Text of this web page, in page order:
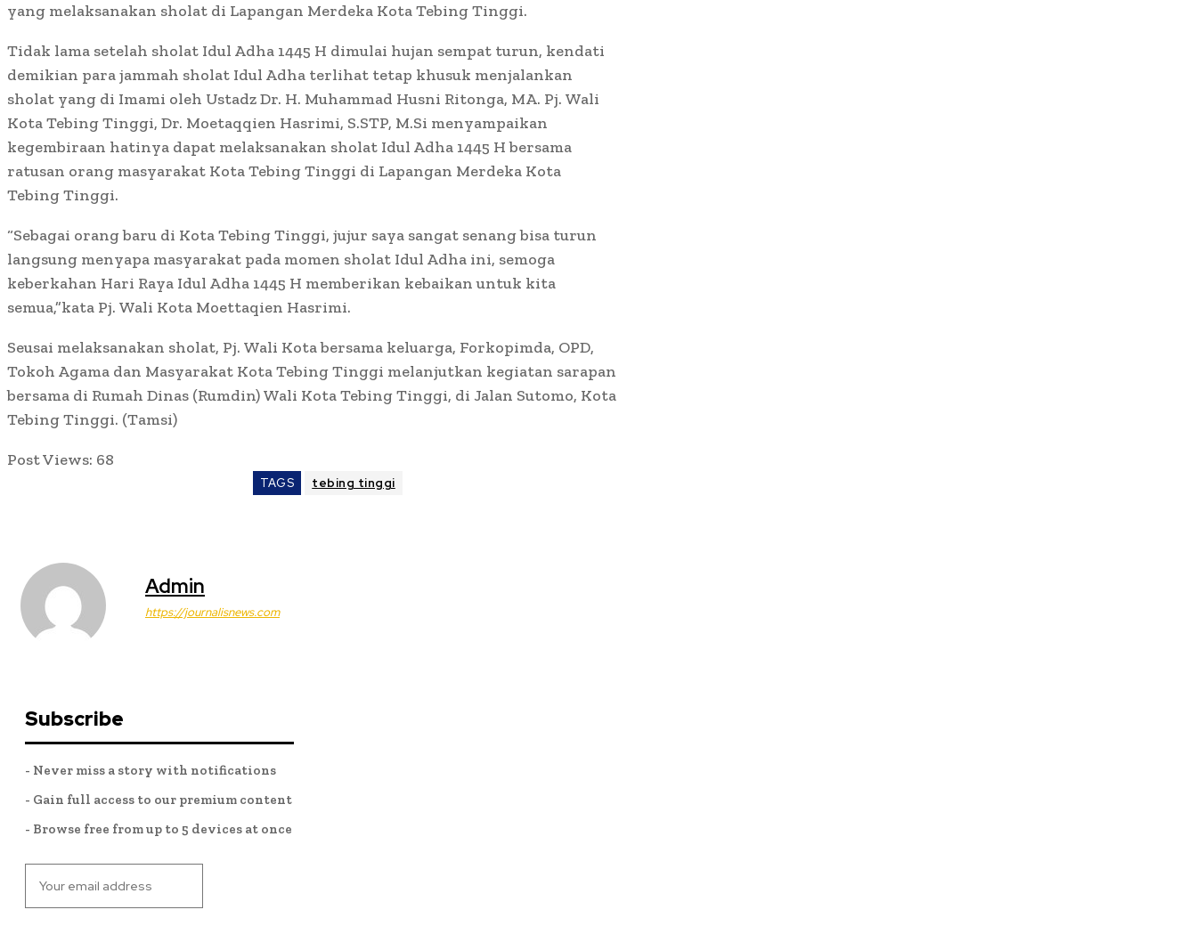
yang melaksanakan sholat di Lapangan Merdeka Kota Tebing Tinggi.
Tidak lama setelah sholat Idul Adha 1445 H dimulai hujan sempat turun, kendati
demikian para jammah sholat Idul Adha terlihat tetap khusuk menjalankan
sholat yang di Imami oleh Ustadz Dr. H. Muhammad Husni Ritonga, MA. Pj. Wali
Kota Tebing Tinggi, Dr. Moetaqqien Hasrimi, S.STP, M.Si menyampaikan
kegembiraan hatinya dapat melaksanakan sholat Idul Adha 1445 H bersama
ratusan orang masyarakat Kota Tebing Tinggi di Lapangan Merdeka Kota
Tebing Tinggi.
“Sebagai orang baru di Kota Tebing Tinggi, jujur saya sangat senang bisa turun
langsung menyapa masyarakat pada momen sholat Idul Adha ini, semoga
keberkahan Hari Raya Idul Adha 1445 H memberikan kebaikan untuk kita
semua,”kata Pj. Wali Kota Moettaqien Hasrimi.
Seusai melaksanakan sholat, Pj. Wali Kota bersama keluarga, Forkopimda, OPD,
Tokoh Agama dan Masyarakat Kota Tebing Tinggi melanjutkan kegiatan sarapan
bersama di Rumah Dinas (Rumdin) Wali Kota Tebing Tinggi, di Jalan Sutomo, Kota
Tebing Tinggi. (Tamsi)
Post Views: 68
TAGS tebing tinggi
Admin
https://journalisnews.com
Subscribe
- Never miss a story with notifications
- Gain full access to our premium content
- Browse free from up to 5 devices at once